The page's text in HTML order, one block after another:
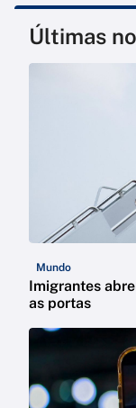
Últimas
Mundo
Imigrantes
as portas